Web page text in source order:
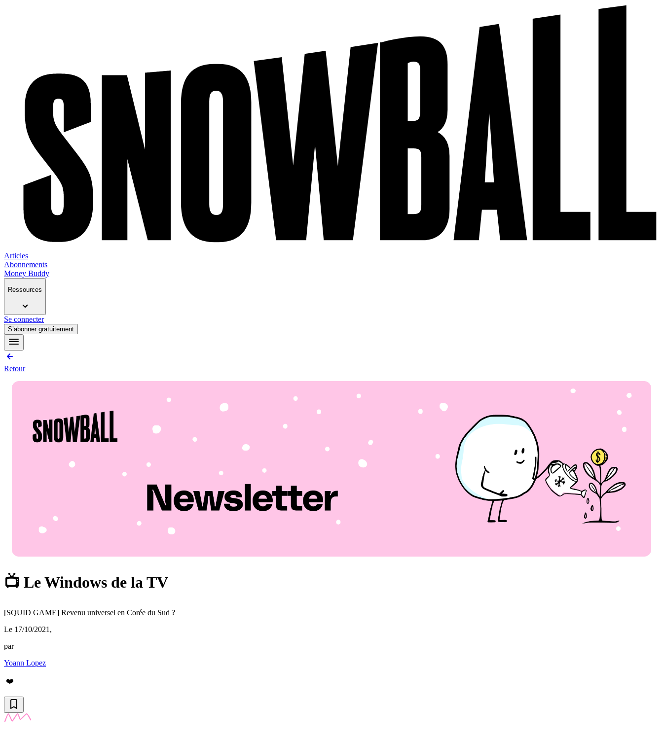
Articles
Abonnements
Money Buddy
Ressources
Se connecter
S’abonner gratuitement
Retour
📺 Le Windows de la TV
[SQUID GAME] Revenu universel en Corée du Sud ?
Le 17/10/2021 ,
par
Yoann Lopez
❤️